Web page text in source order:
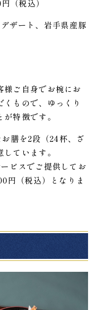
（税込）
ザート、岩手県産豚
ご自身でお椀にお
もので、ゆっくり
特徴です。
膳を2段（24杯、ざ
ています。
ビスでご提供してお
円（税込）となりま